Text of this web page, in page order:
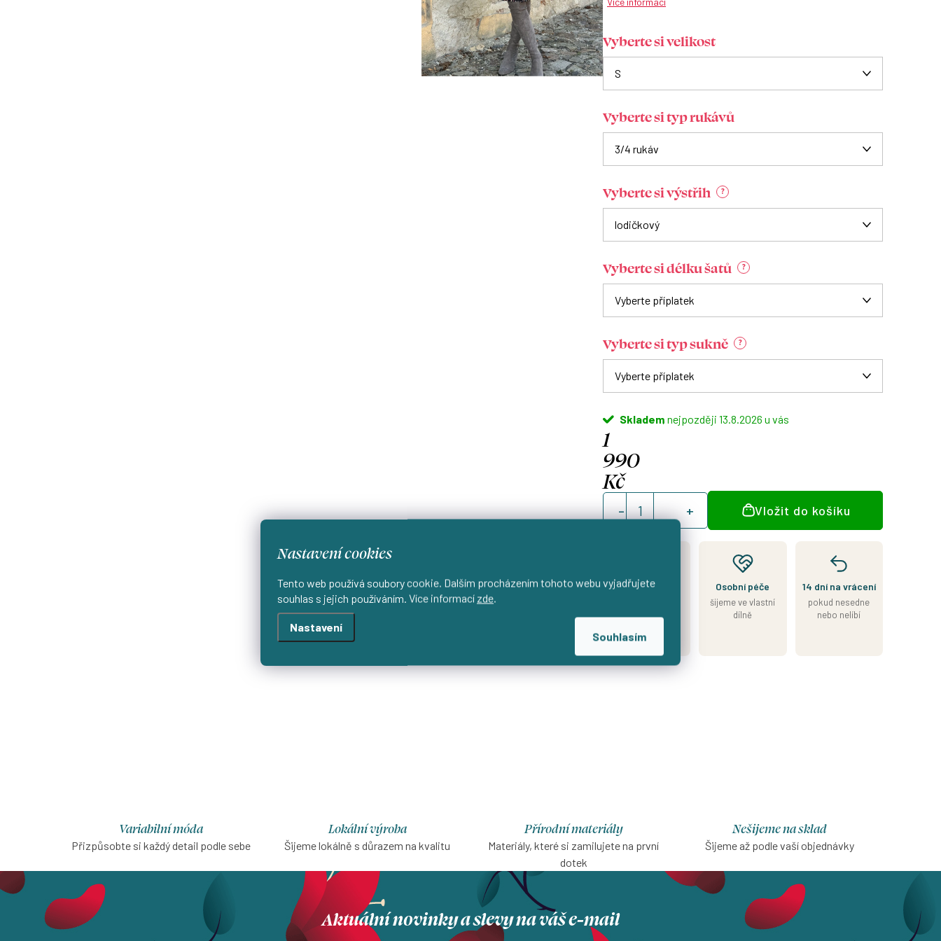
Nastavení cookies
Tento web používá soubory cookie. Dalším procházením tohoto webu vyjadřujete
souhlas s jejich používáním. Více informací zde.
Nastavení
Souhlasím
Vyberte si velikost
Vyberte si typ rukávů
Vyberte si výstřih ?
Vyberte si délku šatů ?
Vyberte si typ sukně ?
Skladem 13.8.2026
1
990
Kč
Měrná
cena:
Vložit do košíku
Kousek je
Odesíláme do 2
platby
Osobní péče
šijeme ve vlastní
dílně
14 dní na vrácení
pokud nesedne
nebo nelíbí
Variabilní móda
Přizpůsobte si každý detail podle sebe
Lokální výroba
Šijeme lokálně s důrazem na kvalitu
Přírodní materiály
Materiály, které si zamilujete na první
dotek
Nešijeme na sklad
Šijeme až podle vaší objednávky
Aktuální novinky a slevy na váš e-mail